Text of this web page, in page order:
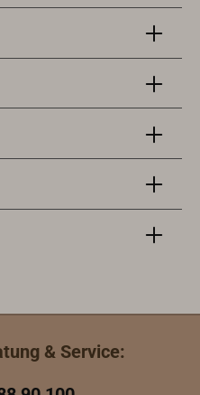
& Service: